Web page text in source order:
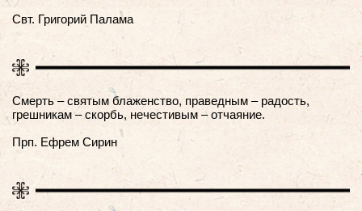
Свт. Григорий Палама
Смерть – святым блаженство, праведным – радость,
грешникам – скорбь, нечестивым – отчаяние.
Прп. Ефрем Сирин